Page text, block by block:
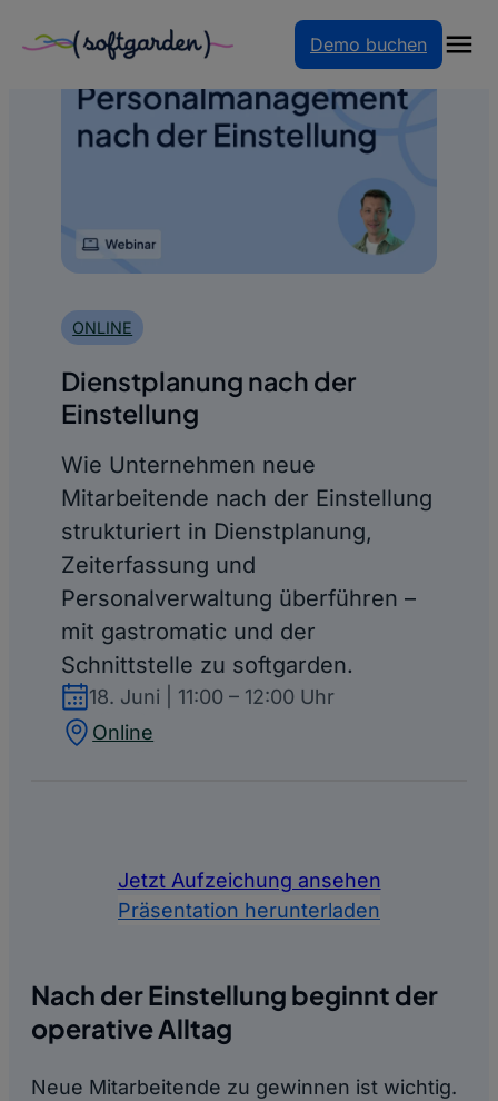
Inhalt
Demo buchen
ONLINE
Dienstplanung nach der
Einstellung
Wie Unternehmen neue
Mitarbeitende nach der Einstellung
strukturiert in Dienstplanung,
Zeiterfassung und
Personalverwaltung überführen –
mit gastromatic und der
Schnittstelle zu softgarden.
18. Juni 11:00 – 12:00 Uhr
Online
Jetzt Aufzeichung ansehen
Präsentation herunterladen
Nach der Einstellung beginnt der
operative Alltag
Neue Mitarbeitende zu gewinnen ist wichtig.